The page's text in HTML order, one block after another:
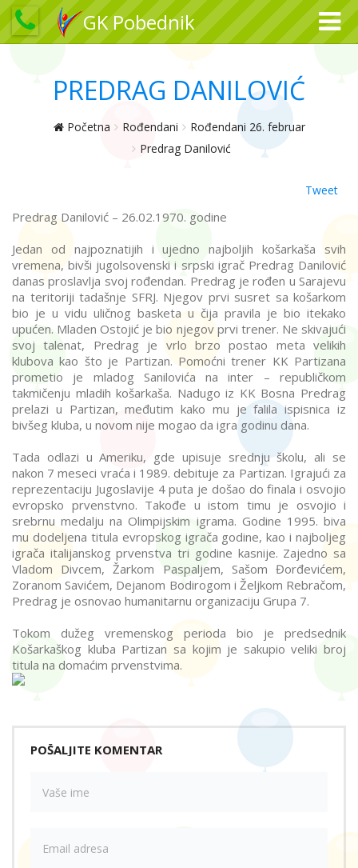
GK Pobednik
PREDRAG DANILOVIĆ
Početna Rođendani
Rođendani 26. februar
Predrag Danilović
Tweet
Predrag Danilović – 26.02.1970. godine
Jedan od najpoznatijih i ujedno najboljih košarkaša svih
vremena, bivši jugolsovenski i srpski igrač Predrag Danilović
danas proslavlja svoj rođendan. Predrag je rođen u Sarajevu
na teritoriji tadašnje SFRJ. Njegov prvi susret sa košarkom
bio je u vidu uličnog basketa u čija pravila je bio itekako
upućen. Mladen Ostojić je bio njegov prvi trener. Ne skivajući
svoj talenat, Predrag je vrlo brzo postao meta velikih
klubova kao što je Partizan. Pomoćni trener KK Partizana
prometio je mladog Sanilovića na inter – republičkom
takmičenju mladih košarkaša. Nadugo iz KK Bosna Predrag
prelazi u Partizan, međutim kako mu je falila ispisnica iz
bivšeg kluba, u novom nije mogao da igra godinu dana.
Tada odlazi u Ameriku, gde upisuje srednju školu, ali se
nakon 7 meseci vraća i 1989. debituje za Partizan. Igrajući za
reprezentaciju Jugoslavije 4 puta je došao do finala i osvojio
evropsko prvenstvno. Takođe u istom timu je osvojio i
srebrnu medalju na Olimpijskim igrama. Godine 1995. biva
mu dodeljena titula evropskog igrača godine, kao i najboljeg
igrača italijanskog prvenstva tri godine kasnije. Zajedno sa
Vladom Divcem, Žarkom Paspaljem, Sašom Đorđevićem,
Zoranom Savićem, Dejanom Bodirogom i Željkom Rebračom,
Predrag je osnovao humanitarnu organizaciju Grupa 7.
Tokom dužeg vremenskog perioda bio je predsednik
Košarkaškog kluba Partizan sa kojim je sakupio veliki broj
titula na domaćim prvenstvima.
POŠALJITE KOMENTAR